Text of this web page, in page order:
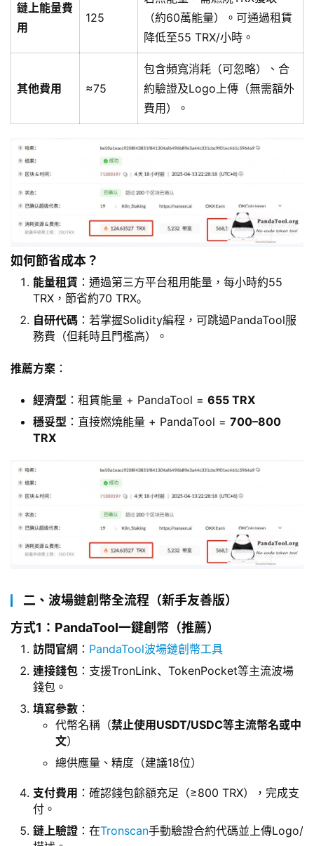
鏈上能量費
用
125
（約60萬能量）。可通過租賃
降低至55 TRX/小時。
其他費用 ≈75
包含頻寬消耗（可忽略）、合
約驗證及Logo上傳（無需額外
費用）。
如何節省成本？
能量租賃 ：通過第三方平台租用能量，每小時約55
TRX，節省約70 TRX。
自研代碼 ：若掌握Solidity編程，可跳過PandaTool服
務費（但耗時且門檻高）。
推薦方案 ：
經濟型 ：租賃能量 + PandaTool = 655 TRX
穩妥型 ：直接燃燒能量 + PandaTool = 700–800
TRX
二、波場鏈創幣全流程（新手友善版）
方式1：PandaTool一鍵創幣（推薦）
訪問官網 ： PandaTool波場鏈創幣工具
連接錢包 ：支援TronLink、TokenPocket等主流波場
錢包。
填寫參數 ：
代幣名稱（禁止使用USDT/USDC等主流幣名或中
文）
總供應量、精度（建議18位）
支付費用 ：確認錢包餘額充足（≥800 TRX），完成支
付。
鏈上驗證 ：在Tronscan手動驗證合約代碼並上傳Logo/